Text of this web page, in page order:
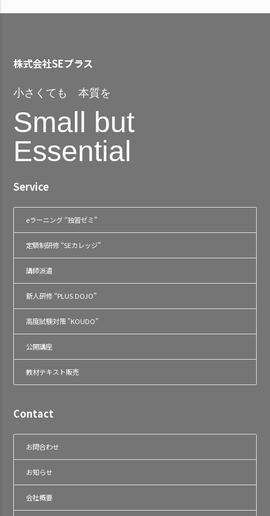
株式会社SEプラス
小さくても 本質を
Small but
Essential
Service
eラーニング “独習ゼミ”
定額制研修 “SEカレッジ”
講師派遣
新人研修 “PLUS DOJO”
高度試験対策 "KOUDO"
公開講座
教材テキスト販売
Contact
お問合わせ
お知らせ
会社概要